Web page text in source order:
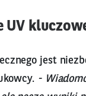
UV
jest
-